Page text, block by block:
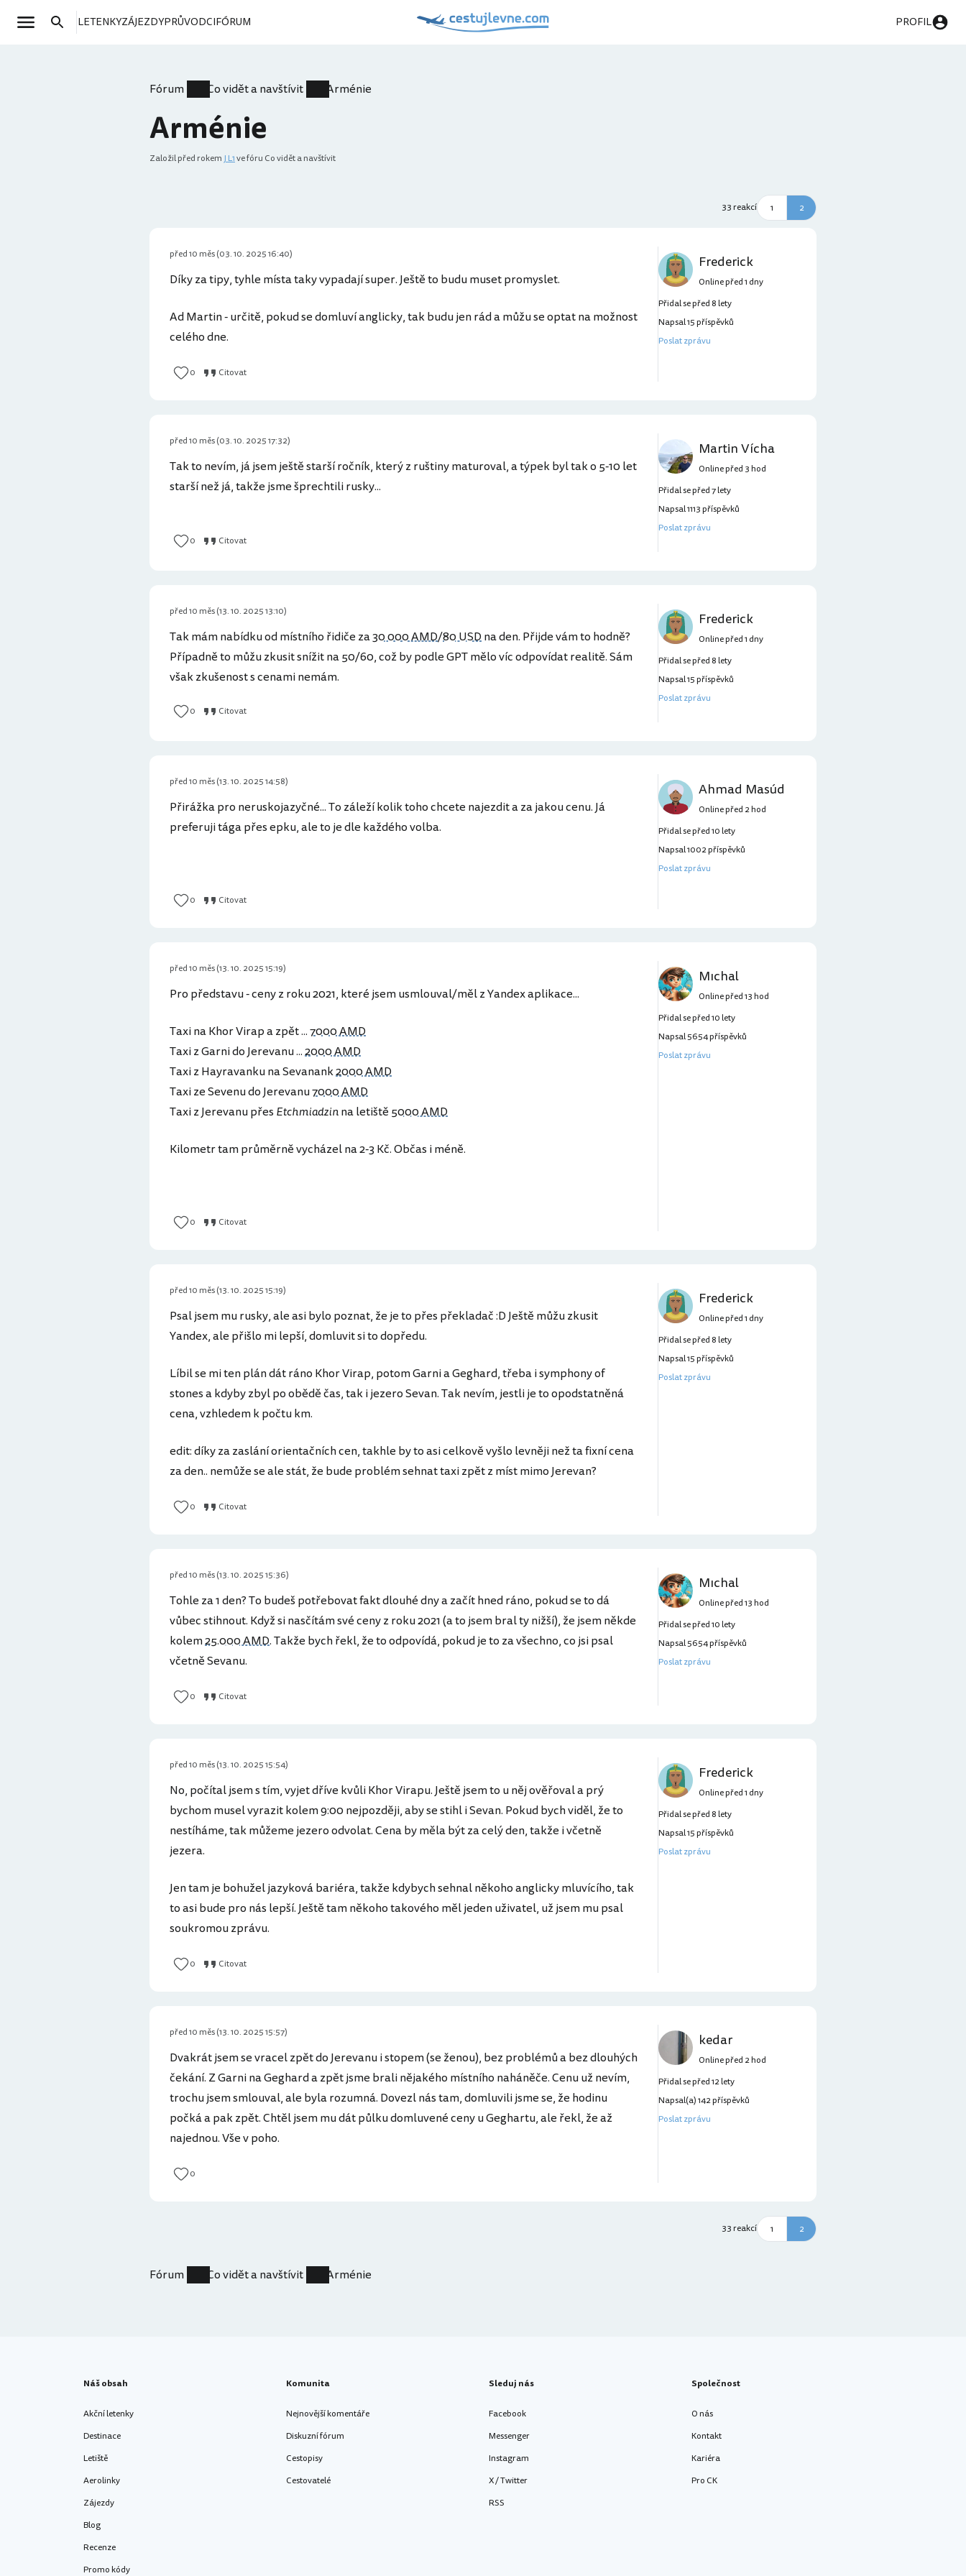
LETENKYZÁJEZDYPRŮVODCIFÓRUM PROFIL
Fórum Co vidět a navštívit Arménie
Arménie
Založilpřed rokem J L1ve fóru Co vidět a navštívit
33 reakcí 1 2
Díky za tipy, tyhle místa taky vypadají super. Ještě to budu muset promyslet.
Ad Martin - určitě, pokud se domluví anglicky, tak budu jen rád a můžu se optat na možnost
celého dne.
0 Citovat
Frederick
před 10 měs (03. 10. 2025 16:40)
Online před 1 dny
Přidal se před 8 lety
Napsal 15 příspěvků
Poslat zprávu
Tak to nevím, já jsem ještě starší ročník, který z ruštiny maturoval, a týpek byl tak o 5-10 let
starší než já, takže jsme šprechtili rusky...
0 Citovat
Martin Vícha
před 10 měs (03. 10. 2025 17:32)
Online před 3 hod
Přidal se před 7 lety
Napsal 1113 příspěvků
Poslat zprávu
Tak mám nabídku od místního řidiče za30 000 AMD/80 USDna den. Přijde vám to hodně?
Případně to můžu zkusit snížit na 50/60, což by podle GPT mělo víc odpovídat realitě. Sám
však zkušenost s cenami nemám.
0 Citovat
Frederick
před 10 měs (13. 10. 2025 13:10)
Online před 1 dny
Přidal se před 8 lety
Napsal 15 příspěvků
Poslat zprávu
Přirážka pro neruskojazyčné... To záleží kolik toho chcete najezdit a za jakou cenu. Já
preferuji tága přes epku, ale to je dle každého volba.
0 Citovat
Ahmad Masúd
před 10 měs (13. 10. 2025 14:58)
Online před 2 hod
Přidal se před 10 lety
Napsal 1002 příspěvků
Poslat zprávu
Pro představu - ceny z roku 2021, které jsem usmlouval/měl z Yandex aplikace...
Taxi na Khor Virap a zpět ...7000 AMD
Taxi z Garni do Jerevanu ...2000 AMD
Taxi z Hayravanku na Sevanank2000 AMD
Taxi ze Sevenu do Jerevanu7000 AMD
Taxi z Jerevanu přes Etchmiadzinna letiště 5000 AMD
Kilometr tam průměrně vycházel na 2-3 Kč. Občas i méně.
0 Citovat
Mıchal
před 10 měs (13. 10. 2025 15:19)
Online před 13 hod
Přidal se před 10 lety
Napsal 5654 příspěvků
Poslat zprávu
Psal jsem mu rusky, ale asi bylo poznat, že je to přes překladač :D Ještě můžu zkusit
Yandex, ale přišlo mi lepší, domluvit si to dopředu.
Líbil se mi ten plán dát ráno Khor Virap, potom Garni a Geghard, třeba i symphony of
stones a kdyby zbyl po obědě čas, tak i jezero Sevan. Tak nevím, jestli je to opodstatněná
cena, vzhledem k počtu km.
edit: díky za zaslání orientačních cen, takhle by to asi celkově vyšlo levněji než ta fixní cena
za den.. nemůže se ale stát, že bude problém sehnat taxi zpět z míst mimo Jerevan?
0 Citovat
Frederick
před 10 měs (13. 10. 2025 15:19)
Online před 1 dny
Přidal se před 8 lety
Napsal 15 příspěvků
Poslat zprávu
Tohle za 1 den? To budeš potřebovat fakt dlouhé dny a začít hned ráno, pokud se to dá
vůbec stihnout. Když si nasčítám své ceny z roku 2021 (a to jsem bral ty nižší), že jsem někde
kolem25.000 AMD. Takže bych řekl, že to odpovídá, pokud je to za všechno, co jsi psal
včetně Sevanu.
0 Citovat
Mıchal
před 10 měs (13. 10. 2025 15:36)
Online před 13 hod
Přidal se před 10 lety
Napsal 5654 příspěvků
Poslat zprávu
No, počítal jsem s tím, vyjet dříve kvůli Khor Virapu. Ještě jsem to u něj ověřoval a prý
bychom musel vyrazit kolem 9:00 nejpozději, aby se stihl i Sevan. Pokud bych viděl, že to
nestíháme, tak můžeme jezero odvolat. Cena by měla být za celý den, takže i včetně
jezera.
Jen tam je bohužel jazyková bariéra, takže kdybych sehnal někoho anglicky mluvícího, tak
to asi bude pro nás lepší. Ještě tam někoho takového měl jeden uživatel, už jsem mu psal
soukromou zprávu.
0 Citovat
Frederick
před 10 měs (13. 10. 2025 15:54)
Online před 1 dny
Přidal se před 8 lety
Napsal 15 příspěvků
Poslat zprávu
Dvakrát jsem se vracel zpět do Jerevanu i stopem (se ženou), bez problémů a bez dlouhých
čekání. Z Garni na Geghard a zpět jsme brali nějakého místního naháněče. Cenu už nevím,
trochu jsem smlouval, ale byla rozumná. Dovezl nás tam, domluvili jsme se, že hodinu
počká a pak zpět. Chtěl jsem mu dát půlku domluvené ceny u Geghartu, ale řekl, že až
najednou. Vše v poho.
0
kedar
před 10 měs (13. 10. 2025 15:57)
Online před 2 hod
Přidal se před 12 lety
Napsal(a) 142 příspěvků
Poslat zprávu
33 reakcí 1 2
Fórum Co vidět a navštívit Arménie
Náš obsah
Akční letenky
Destinace
Letiště
Aerolinky
Zájezdy
Blog
Recenze
Promo kódy
Komunita
Nejnovější komentáře
Diskuzní fórum
Cestopisy
Cestovatelé
Sleduj nás
Facebook
Messenger
Instagram
X / Twitter
RSS
Společnost
O nás
Kontakt
Kariéra
Pro CK